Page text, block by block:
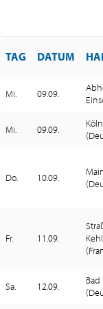
TAG DATUM
Mi. 09.09.
Mi. 09.09.
Köln
Do. 10.09.
Fr. 11.09.
Kehl
Sa. 12.09.
Bad